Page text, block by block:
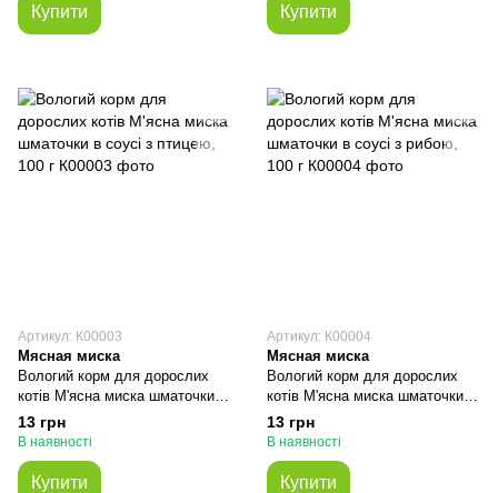
Купити Купити
Артикул: К00003
Мясная миска
Вологий корм для дорослих
котів М'ясна миска шматочки в
соусі з птицею, 100 г
13 грн
В наявності
Купити
Артикул: К00004
Мясная миска
Вологий корм для дорослих
котів М'ясна миска шматочки в
соусі з рибою, 100 г
13 грн
В наявності
Купити